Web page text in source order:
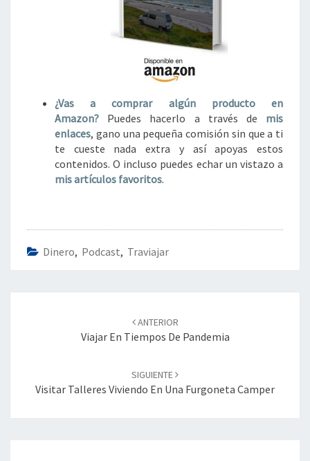
¿Vas a comprar algúnproducto en
Amazon? Puedes hacerlo a través de mis
enlaces, gano una pequeña comisión sin que a ti
te cueste nada extra y así apoyas estos
contenidos. O incluso puedes echar un vistazo a
mis artículos favoritos.
Dinero, Podcast, Traviajar
ANTERIOR
Viajar En Tiempos De Pandemia
SIGUIENTE
Visitar Talleres Viviendo En Una Furgoneta Camper